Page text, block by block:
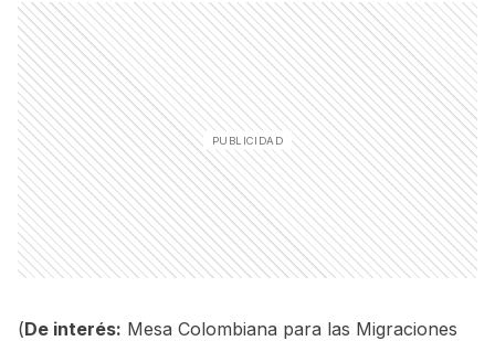
(De interés: Mesa Colombiana para las Migraciones